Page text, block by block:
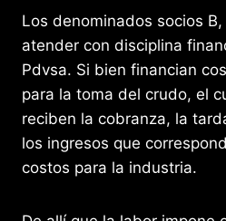
Los denominados socios
atender con disciplina
Pdvsa. Si bien financian
para la toma del crudo, el
reciben la cobranza, la
los ingresos que
costos para la industria.